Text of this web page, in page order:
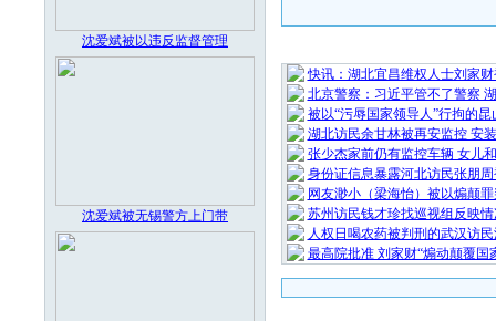
沈爱斌被以违反监督管理
沈爱斌被无锡警方上门带
快讯：湖北宜昌维权人士刘家
北京警察：习近平管不了警察
被以“污辱国家领导人”行拘的昆
湖北访民余甘林被再安监控 安
张少杰家前仍有监控车辆 女儿
身份证信息暴露河北访民张朋
网友渺小（梁海怡）被以煽颠
苏州访民钱才珍找巡视组反映
人权日喝农药被判刑的武汉访
最高院批准 刘家财“煽动颠覆国